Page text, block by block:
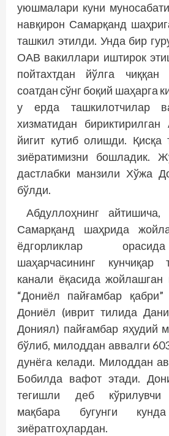
уюшмалари куни
навқирон Самарқанд
ташкил этилди. Унда бир
ОАВ вакиллари иштирок
пойтахтдан йўлга чиққан
соатдан сўнг боқий шаҳарга
у ерда ташкилотчилар
хизматидан
йигит кутиб олишди. Қисқа
зиёратимизни бошладик.
дастлабки манзили Хўжа
бўлди.
Абдуллоҳнинг айтишича,
Самарқанд шаҳрида
ёдгорликлар
шаҳарчасининг
канали ёқасида жойлашган
“Дониёл пайғамбар
Дониёл (иврит тилида
Дониял) пайғамбар яҳудий
бўлиб, милоддан аввалги
дунёга келади. Милоддан
Бобилда вафот этади.
тегишли деб кўрилувчи
мақбара бугунги
зиёратгоҳлардан.